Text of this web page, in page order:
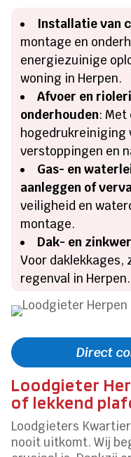
Installatie van
montage en
energiezuinige
woning in Herpen.
Afvoer en
onderhouden:
hogedrukreiniging
verstoppingen en
Gas- en
aanleggen of
veiligheid en
montage.
Dak- en
Voor daklekkages,
regenval in Herpen.
Direct
Loodgieter
of lekkend
Loodgieters
nooit uitkomt. Wij